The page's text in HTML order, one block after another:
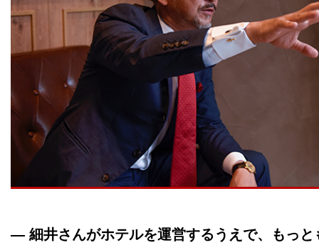
― 細井さんがホテルを運営するうえで、もっ